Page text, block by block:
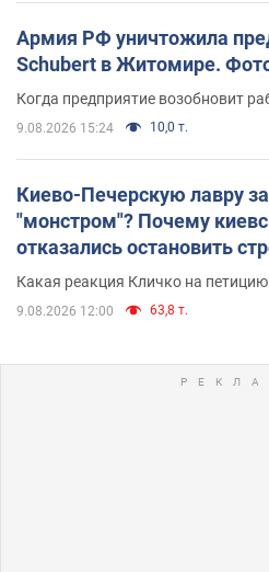
Армия РФ уничтожила
Schubert в Житомире.
Когда предприятие возобновит
9.08.2026 15:24 10,0 т.
Киево-Печерскую лавру
"монстром"? Почему
отказались остановить
небоскреба "московского
Какая реакция Кличко на
9.08.2026 12:00 63,8 т.